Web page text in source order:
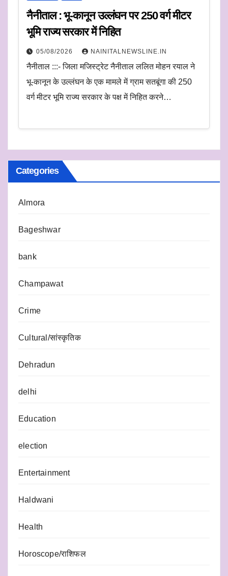
नैनीताल : भू-कानून उल्लंघन पर 250 वर्ग मीटर
भूमि राज्य सरकार में निहित
05/08/2026 NAINITALNEWSLINE.IN
नैनीताल :::- जिला मजिस्ट्रेट नैनीताल ललित मोहन रयाल ने
भू-कानून के उल्लंघन के एक मामले में ग्राम सतबूंगा की 250
वर्ग मीटर भूमि राज्य सरकार के पक्ष में निहित करने…
Categories
Almora
Bageshwar
bank
Champawat
Crime
Cultural/सांस्कृतिक
Dehradun
delhi
Education
election
Entertainment
Haldwani
Health
Horoscope/राशिफल